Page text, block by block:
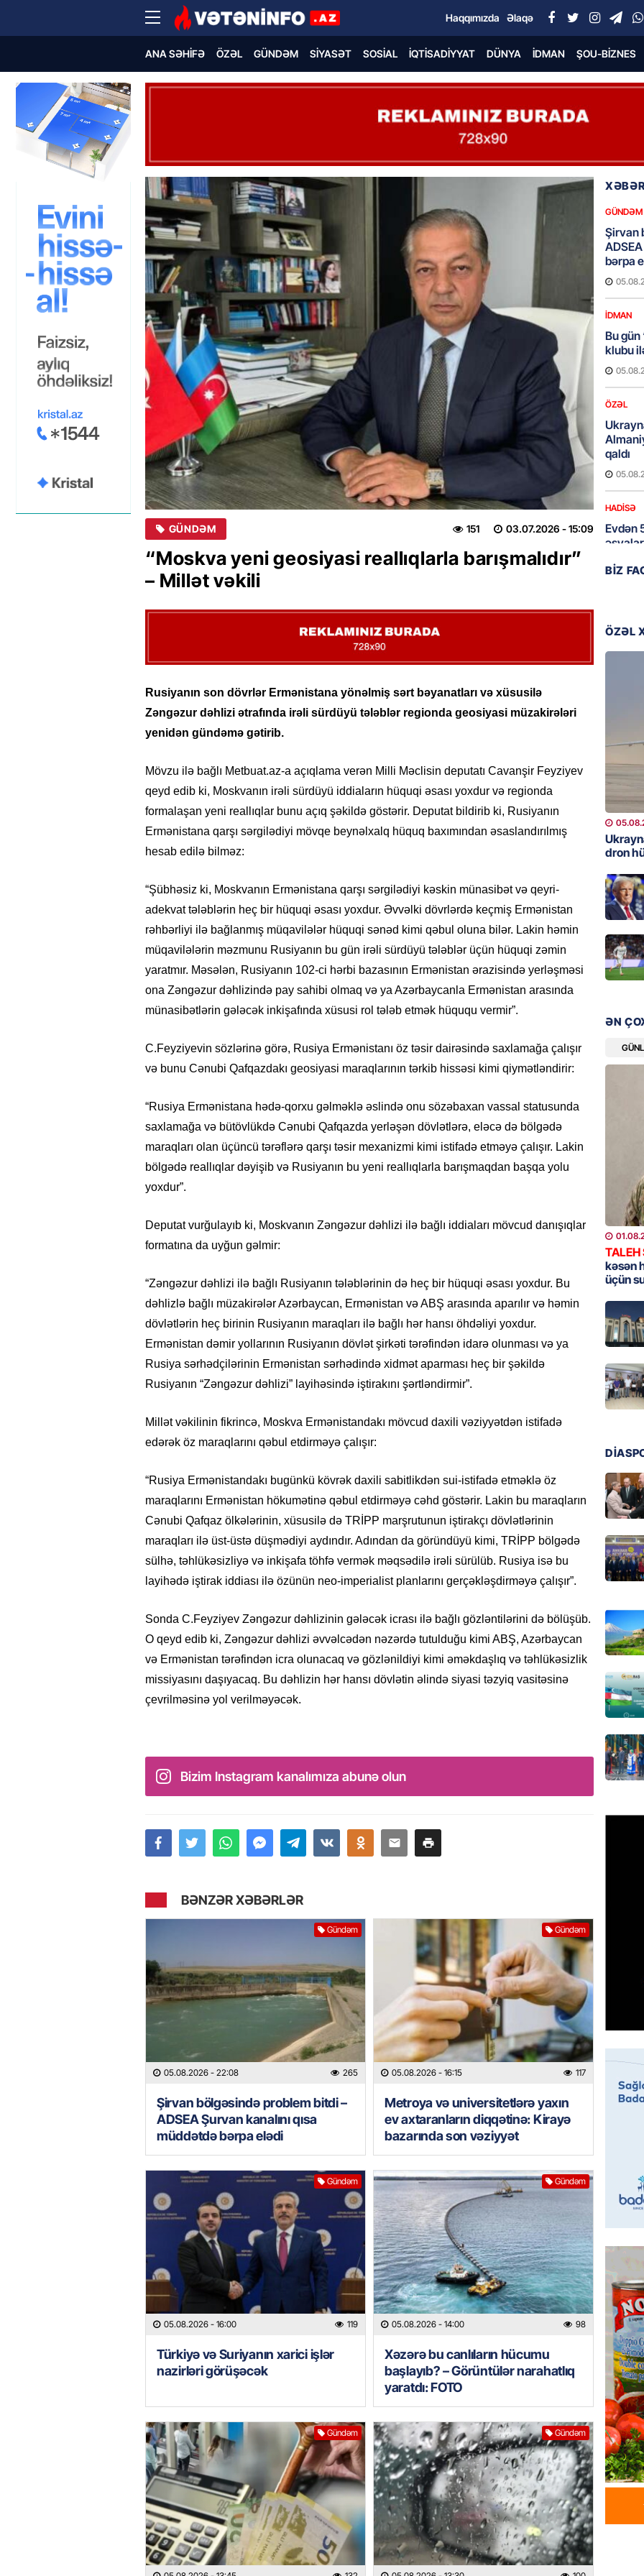
Haqqımızda Əlaqə
ANA SƏHIFƏ ÖZƏL GÜNDƏM SIYASƏT SOSIAL İQTISADIYYAT DÜNYA İDMAN ŞOU-BIZNES
GÜNDƏM 03.07.2026 - 15:09
151
“Moskva yeni geosiyasi reallıqlarla barışmalıdır”
– Millət vəkili
Rusiyanın son dövrlər Ermənistana yönəlmiş sərt bəyanatları və xüsusilə
Zəngəzur dəhlizi ətrafında irəli sürdüyü tələblər regionda geosiyasi müzakirələri
yenidən gündəmə gətirib.
Mövzu ilə bağlı Metbuat.az-a açıqlama verən Milli Məclisin deputatı Cavanşir Feyziyev
qeyd edib ki, Moskvanın irəli sürdüyü iddiaların hüquqi əsası yoxdur və regionda
formalaşan yeni reallıqlar bunu açıq şəkildə göstərir. Deputat bildirib ki, Rusiyanın
Ermənistana qarşı sərgilədiyi mövqe beynəlxalq hüquq baxımından əsaslandırılmış
hesab edilə bilməz:
“Şübhəsiz ki, Moskvanın Ermənistana qarşı sərgilədiyi kəskin münasibət və qeyri-
adekvat tələblərin heç bir hüquqi əsası yoxdur. Əvvəlki dövrlərdə keçmiş Ermənistan
rəhbərliyi ilə bağlanmış müqavilələr hüquqi sənəd kimi qəbul oluna bilər. Lakin həmin
müqavilələrin məzmunu Rusiyanın bu gün irəli sürdüyü tələblər üçün hüquqi zəmin
yaratmır. Məsələn, Rusiyanın 102-ci hərbi bazasının Ermənistan ərazisində yerləşməsi
ona Zəngəzur dəhlizində pay sahibi olmaq və ya Azərbaycanla Ermənistan arasında
münasibətlərin gələcək inkişafında xüsusi rol tələb etmək hüququ vermir”.
C.Feyziyevin sözlərinə görə, Rusiya Ermənistanı öz təsir dairəsində saxlamağa çalışır
və bunu Cənubi Qafqazdakı geosiyasi maraqlarının tərkib hissəsi kimi qiymətləndirir:
“Rusiya Ermənistana hədə-qorxu gəlməklə əslində onu sözəbaxan vassal statusunda
saxlamağa və bütövlükdə Cənubi Qafqazda yerləşən dövlətlərə, eləcə də bölgədə
maraqları olan üçüncü tərəflərə qarşı təsir mexanizmi kimi istifadə etməyə çalışır. Lakin
bölgədə reallıqlar dəyişib və Rusiyanın bu yeni reallıqlarla barışmaqdan başqa yolu
yoxdur”.
Deputat vurğulayıb ki, Moskvanın Zəngəzur dəhlizi ilə bağlı iddiaları mövcud danışıqlar
formatına da uyğun gəlmir:
“Zəngəzur dəhlizi ilə bağlı Rusiyanın tələblərinin də heç bir hüquqi əsası yoxdur. Bu
dəhlizlə bağlı müzakirələr Azərbaycan, Ermənistan və ABŞ arasında aparılır və həmin
dövlətlərin heç birinin Rusiyanın maraqları ilə bağlı hər hansı öhdəliyi yoxdur.
Ermənistan dəmir yollarının Rusiyanın dövlət şirkəti tərəfindən idarə olunması və ya
Rusiya sərhədçilərinin Ermənistan sərhədində xidmət aparması heç bir şəkildə
Rusiyanın “Zəngəzur dəhlizi” layihəsində iştirakını şərtləndirmir”.
Millət vəkilinin fikrincə, Moskva Ermənistandakı mövcud daxili vəziyyətdən istifadə
edərək öz maraqlarını qəbul etdirməyə çalışır:
“Rusiya Ermənistandakı bugünkü kövrək daxili sabitlikdən sui-istifadə etməklə öz
maraqlarını Ermənistan hökumətinə qəbul etdirməyə cəhd göstərir. Lakin bu maraqların
Cənubi Qafqaz ölkələrinin, xüsusilə də TRİPP marşrutunun iştirakçı dövlətlərinin
maraqları ilə üst-üstə düşmədiyi aydındır. Adından da göründüyü kimi, TRİPP bölgədə
sülhə, təhlükəsizliyə və inkişafa töhfə vermək məqsədilə irəli sürülüb. Rusiya isə bu
layihədə iştirak iddiası ilə özünün neo-imperialist planlarını gerçəkləşdirməyə çalışır”.
Sonda C.Feyziyev Zəngəzur dəhlizinin gələcək icrası ilə bağlı gözləntilərini də bölüşüb.
O qeyd edib ki, Zəngəzur dəhlizi əvvəlcədən nəzərdə tutulduğu kimi ABŞ, Azərbaycan
və Ermənistan tərəfindən icra olunacaq və gözlənildiyi kimi əməkdaşlıq və təhlükəsizlik
missiyasını daşıyacaq. Bu dəhlizin hər hansı dövlətin əlində siyasi təzyiq vasitəsinə
çevrilməsinə yol verilməyəcək.
Bizim Instagram kanalımıza abunə olun
BƏNZƏR XƏBƏRLƏR
Gündəm
05.08.2026 - 22:08 265
Şirvan bölgəsində problem bitdi –
ADSEA Şurvan kanalını qısa
müddətdə bərpa elədi
Gündəm
05.08.2026 - 16:15 117
Metroya və universitetlərə yaxın
ev axtaranların diqqətinə: Kirayə
bazarında son vəziyyət
Gündəm
05.08.2026 - 16:00 119
Türkiyə və Suriyanın xarici işlər
nazirləri görüşəcək
Gündəm
05.08.2026 - 14:00 98
Xəzərə bu canlıların hücumu
başlayıb? – Görüntülər narahatlıq
yaratdı: FOTO
Gündəm Gündəm
GÜNDƏM
Şirvan
bərpa
İDMAN
Bu gün
klubu
ÖZƏL
qaldı
HADISƏ
Evdən
İDMAN
Bu
DÜNYA
GÜNDƏM
HADISƏ
söydü,
BANNER
BANNER
Hikmət
verməz
REKLAM
üçün
ilə
GÜNDƏM
Xəzərə
yaxşı
GÜNDƏM
sədr
GÜNDƏM
Milli
-
BIZ
ÖZƏL
dron
ƏN
TALEH
kəsən
üçün